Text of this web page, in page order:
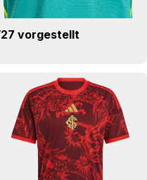
vorgestellt